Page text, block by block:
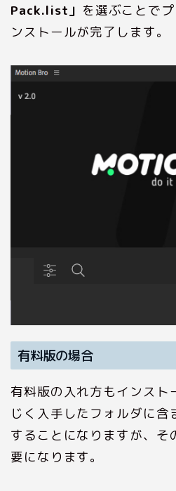
Pack.list」 を選ぶことで
ンストールが完了します。
有料版の場合
有料版の入れ方もインスト
じく入手したフォルダに含
することになりますが、そ
要になります。